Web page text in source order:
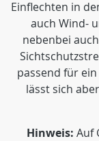
Einflechten in
auch Wind-
nebenbei
passend für
lässt sich
Hinweis: Auf